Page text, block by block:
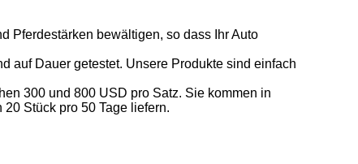
Pferdestärken bewältigen, so dass Ihr Auto
auf Dauer getestet. Unsere Produkte sind einfach
300 und 800 USD pro Satz. Sie kommen in
Stück pro 50 Tage liefern.